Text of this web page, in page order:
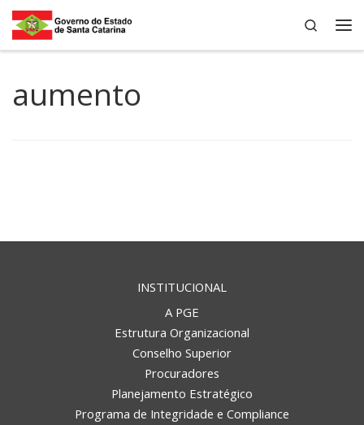
Skip to content
Search
aumento
INSTITUCIONAL
A PGE
Estrutura Organizacional
Conselho Superior
Procuradores
Planejamento Estratégico
Programa de Integridade e Compliance